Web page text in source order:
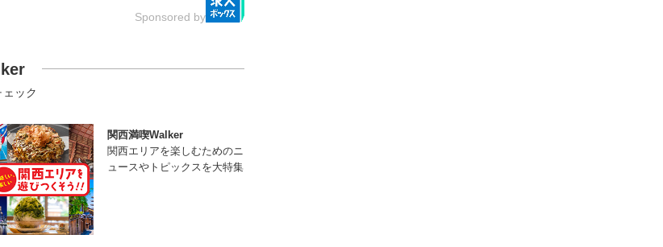
Sponsored by
ック
関西満喫Walker
関西エリアを楽しむためのニ
ュースやトピックスを大特集